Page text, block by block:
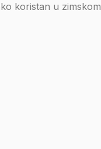
koristan u